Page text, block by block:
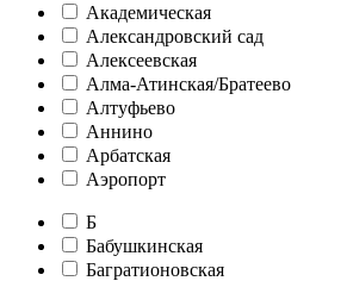
Академическая
Александровский сад
Алексеевская
Алма-Атинская/Братеево
Алтуфьево
Аннино
Арбатская
Аэропорт
Б
Бабушкинская
Багратионовская